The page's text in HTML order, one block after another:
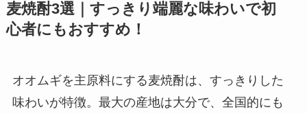
麦焼酎3選｜すっきり端麗な味わいで初
心者にもおすすめ！
オオムギを主原料にする麦焼酎は、すっきりした
味わいが特徴。最大の産地は大分で、全国的にも